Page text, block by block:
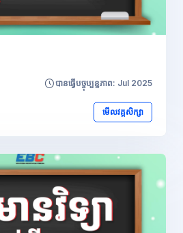
បានធ្វើបច្ចុប្បន្នភាព: Jul 2025
មើលវគ្គសិក្សា